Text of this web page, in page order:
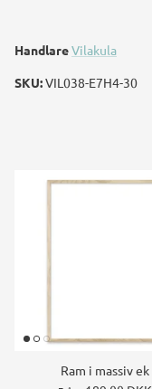
HandlareVilakula
SKU:VIL038-E7H4-30
Ram i massiv ek